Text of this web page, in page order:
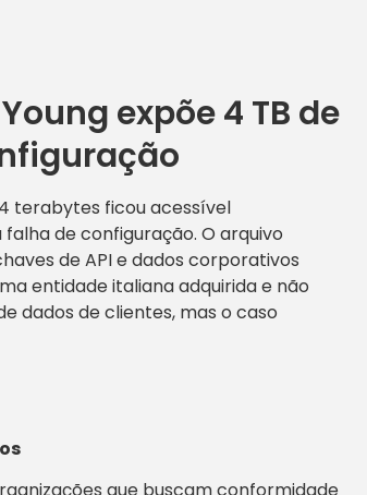
expõe 4 TB de
terabytes ficou acessível
de configuração. O arquivo
de API e dados corporativos
entidade italiana adquirida e não
dados de clientes, mas o caso